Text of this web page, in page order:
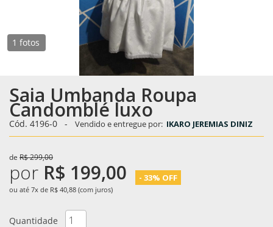
1 fotos
Saia Umbanda Roupa
Candomblé luxo
Cód. 4196-0 - Vendido e entregue por: IKARO JEREMIAS DINIZ
de R$ 299,00
por R$ 199,00 - 33% OFF
ou até 7x de R$ 40,88 (com juros)
Quantidade